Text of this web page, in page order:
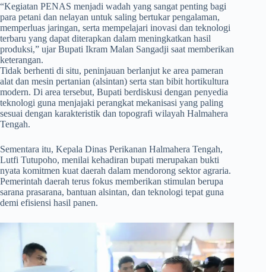
​“Kegiatan PENAS menjadi wadah yang sangat penting bagi
para petani dan nelayan untuk saling bertukar pengalaman,
memperluas jaringan, serta mempelajari inovasi dan teknologi
terbaru yang dapat diterapkan dalam meningkatkan hasil
produksi,” ujar Bupati Ikram Malan Sangadji saat memberikan
keterangan.
​Tidak berhenti di situ, peninjauan berlanjut ke area pameran
alat dan mesin pertanian (alsintan) serta stan bibit hortikultura
modern. Di area tersebut, Bupati berdiskusi dengan penyedia
teknologi guna menjajaki perangkat mekanisasi yang paling
sesuai dengan karakteristik dan topografi wilayah Halmahera
Tengah.
​Sementara itu, Kepala Dinas Perikanan Halmahera Tengah,
Lutfi Tutupoho, menilai kehadiran bupati merupakan bukti
nyata komitmen kuat daerah dalam mendorong sektor agraria.
Pemerintah daerah terus fokus memberikan stimulan berupa
sarana prasarana, bantuan alsintan, dan teknologi tepat guna
demi efisiensi hasil panen.